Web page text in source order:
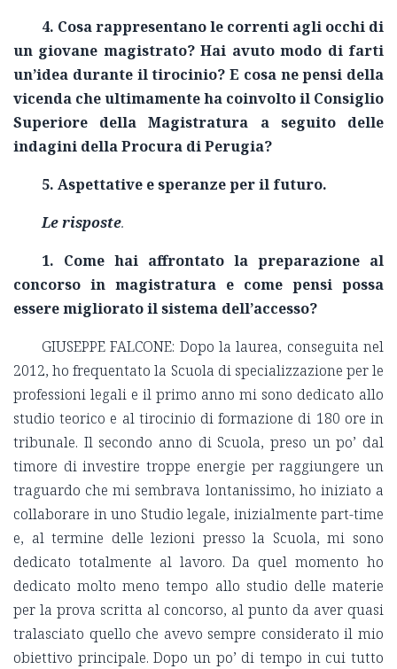
4. Cosa rappresentano le correnti agli occhi di
un giovane magistrato? Hai avuto modo di farti
un’idea durante il tirocinio? E cosa ne pensi della
vicenda che ultimamente ha coinvolto il Consiglio
Superiore della Magistratura a seguito delle
indagini della Procura di Perugia?
5. Aspettative e speranze per il futuro.
Le risposte.
1. Come hai affrontato la preparazione al
concorso in magistratura e come pensi possa
essere migliorato il sistema dell’accesso?
GIUSEPPE FALCONE: Dopo la laurea, conseguita nel
2012, ho frequentato la Scuola di specializzazione per le
professioni legali e il primo anno mi sono dedicato allo
studio teorico e al tirocinio di formazione di 180 ore in
tribunale. Il secondo anno di Scuola, preso un po’ dal
timore di investire troppe energie per raggiungere un
traguardo che mi sembrava lontanissimo, ho iniziato a
collaborare in uno Studio legale, inizialmente part-time
e, al termine delle lezioni presso la Scuola, mi sono
dedicato totalmente al lavoro. Da quel momento ho
dedicato molto meno tempo allo studio delle materie
per la prova scritta al concorso, al punto da aver quasi
tralasciato quello che avevo sempre considerato il mio
obiettivo principale. Dopo un po’ di tempo in cui tutto